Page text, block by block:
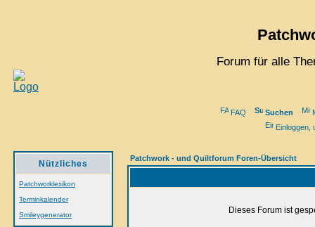
Forum für alle
FAQ Suchen
Einloggen,
Nützliches
Patchworklexikon
Terminkalender
Smileygenerator
Patchwork - und Quiltforum Foren-Übersicht
Dieses Forum ist